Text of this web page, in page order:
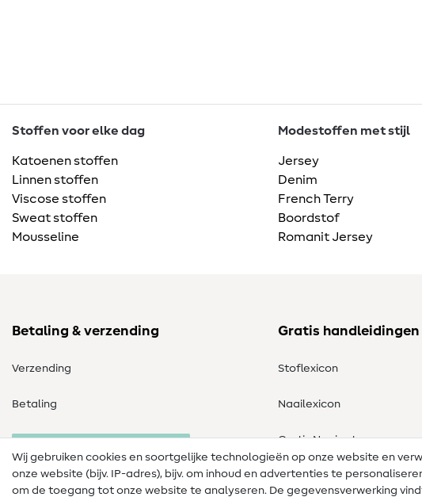
Stoffen voor elke dag
Katoenen stoffen
Linnen stoffen
Viscose stoffen
Sweat stoffen
Mousseline
Modestoffen met stijl
Jersey
Denim
French Terry
Boordstof
Romanit Jersey
Betaling & verzending
Verzending
Betaling
Gratis handleidingen
Stoflexicon
Naailexicon
Gratis Naaipatronen
Wij gebruiken cookies en soortgelijke technologieën op onze website en
onze website (bijv. IP-adres), bijv. om inhoud en advertenties te
om de toegang tot onze website te analyseren. De gegevensverwerking